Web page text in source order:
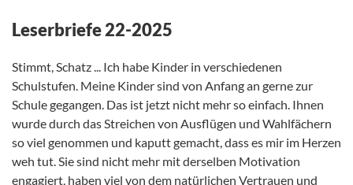
Leserbriefe 22-2025
Stimmt, Schatz ... Ich habe Kinder in verschiedenen
Schulstufen. Meine Kinder sind von Anfang an gerne zur
Schule gegangen. Das ist jetzt nicht mehr so einfach. Ihnen
wurde durch das Streichen von Ausflügen und Wahlfächern
so viel genommen und kaputt gemacht, dass es mir im Herzen
weh tut. Sie sind nicht mehr mit derselben Motivation
engagiert, haben viel von dem natürlichen Vertrauen und